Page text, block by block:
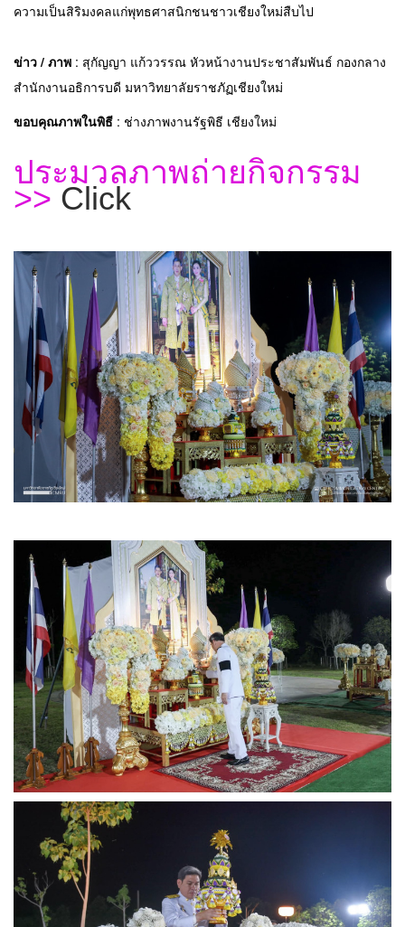
ความเป็นสิริมงคลแก่พุทธศาสนิกชนชาวเชียงใหม่สืบไป
ข่าว / ภาพ : สุกัญญา แก้ววรรณ หัวหน้างานประชาสัมพันธ์ กองกลาง
สำนักงานอธิการบดี มหาวิทยาลัยราชภัฏเชียงใหม่
ขอบคุณภาพในพิธี : ช่างภาพงานรัฐพิธี เชียงใหม่
ประมวลภาพถ่ายกิจกรรม
>> Click